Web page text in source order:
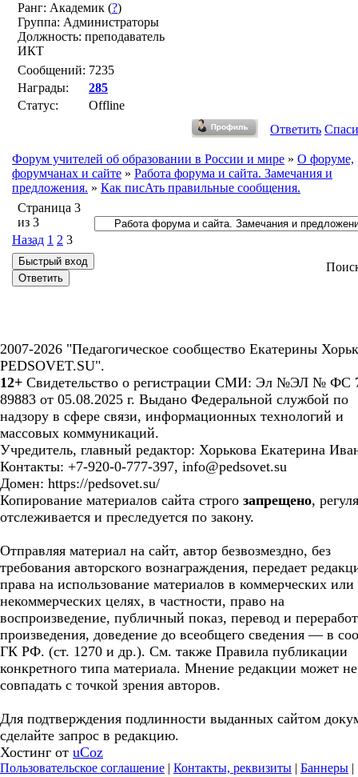
Ранг: Академик (?)
Группа: Администраторы
Должность: преподаватель
ИКТ
Сообщений: 7235
Награды:
285
Статус:
Offline
Ответить
Форум учителей об образовании в России и мире » О форуме,
форумчанах и сайте » Работа форума и сайта. Замечания и
предложения. » Как писАть правильные сообщения.
Страница 3
из 3
Назад 1 2 3
2007-2026 "Педагогическое сообщество Екатерины
PEDSOVET.SU".
12+ Свидетельство о регистрации СМИ: Эл №ЭЛ № ФС
89883 от 05.08.2025 г. Выдано Федеральной службой по
надзору в сфере связи, информационных технологий и
массовых коммуникаций.
Учредитель, главный редактор: Хорькова Екатерина
Контакты: +7-920-0-777-397, info@pedsovet.su
Домен: https://pedsovet.su/
Копирование материалов сайта строго запрещено,
отслеживается и преследуется по закону.
Отправляя материал на сайт, автор безвозмездно, без
требования авторского вознаграждения, передает
права на использование материалов в коммерческих или
некоммерческих целях, в частности, право на
воспроизведение, публичный показ, перевод и
произведения, доведение до всеобщего сведения — в
ГК РФ. (ст. 1270 и др.). См. также Правила публикации
конкретного типа материала. Мнение редакции может не
совпадать с точкой зрения авторов.
Для подтверждения подлинности выданных сайтом
сделайте запрос в редакцию.
Хостинг от uCoz
Пользовательское соглашение | Контакты, реквизиты | Баннеры |